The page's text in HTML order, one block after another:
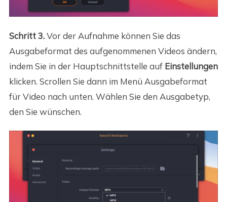
Schritt 3.Vor der Aufnahme können Sie das
Ausgabeformat des aufgenommenen Videos ändern,
indem Sie in der Hauptschnittstelle auf Einstellungen
klicken. Scrollen Sie dann im Menü Ausgabeformat
für Video nach unten. Wählen Sie den Ausgabetyp,
den Sie wünschen.